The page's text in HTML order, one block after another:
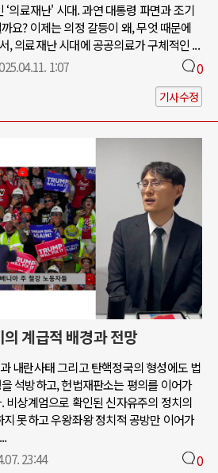
‘의료재난' 시대. 과연 대통령 파면과 조기
요? 이제는 의정 갈등이 왜, 무엇 때문에
, 의료재난 시대에 공공의료가 구체적인 ...
1:07 0
기사수정
계급적 배경과 전망
내란사태 그리고 탄핵정국의 형성에도 법
석방하고, 헌법재판소는 평의를 이어가
비상계엄으로 확인된 신자유주의 정치의
못하고 우왕좌왕 정치적 공방만 이어가
23:44 0